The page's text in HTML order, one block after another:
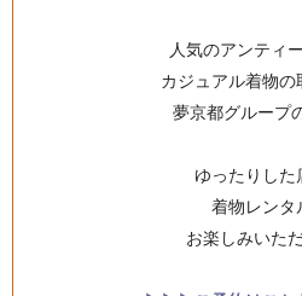
人気のアンティ
カジュアル着物の
夢京都グループ
ゆったりした
着物レンタ
お楽しみいた